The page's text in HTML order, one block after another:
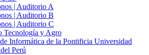
| Auditorio A
| Auditorio B
| Auditorio C
Tecnología y Agro
Informática de la Pontificia Universidad
Perú